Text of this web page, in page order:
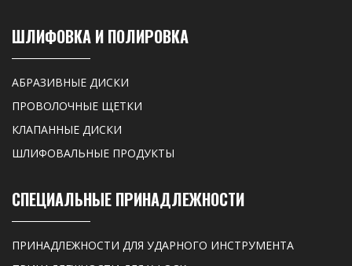
ШЛИФОВКА И ПОЛИРОВКА
АБРАЗИВНЫЕ ДИСКИ
ПРОВОЛОЧНЫЕ ЩЕТКИ
КЛАПАННЫЕ ДИСКИ
ШЛИФОВАЛЬНЫЕ ПРОДУКТЫ
СПЕЦИАЛЬНЫЕ ПРИНАДЛЕЖНОСТИ
ПРИНАДЛЕЖНОСТИ ДЛЯ УДАРНОГО ИНСТРУМЕНТА